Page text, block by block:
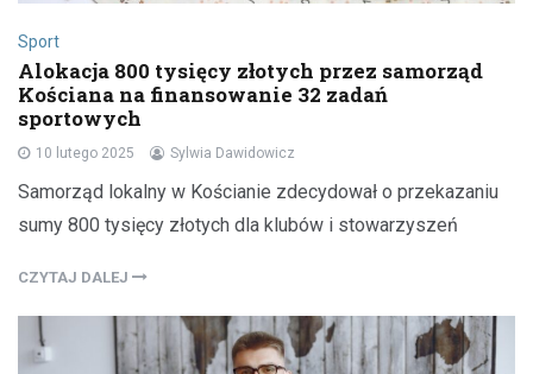
Sport
Alokacja 800 tysięcy złotych przez samorząd
Kościana na finansowanie 32 zadań
sportowych
10 lutego 2025 Sylwia Dawidowicz
Samorząd lokalny w Kościanie zdecydował o przekazaniu
sumy 800 tysięcy złotych dla klubów i stowarzyszeń
CZYTAJ DALEJ